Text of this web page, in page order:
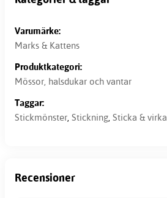
Varumärke:
Marks & Kattens
Produktkategori:
Mössor, halsdukar och vantar
Taggar:
Stickmönster, Stickning, Sticka & virka
Recensioner